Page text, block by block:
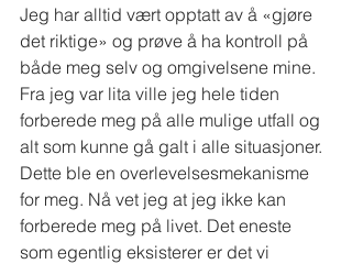
Jeg har alltid vært opptatt av å «gjøre
det riktige» og prøve å ha kontroll på
både meg selv og omgivelsene mine.
Fra jeg var lita ville jeg hele tiden
forberede meg på alle mulige utfall og
alt som kunne gå galt i alle situasjoner.
Dette ble en overlevelsesmekanisme
for meg. Nå vet jeg at jeg ikke kan
forberede meg på livet. Det eneste
som egentlig eksisterer er det vi